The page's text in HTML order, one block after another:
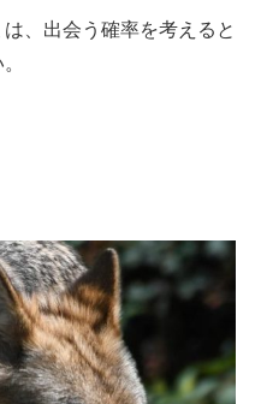
、出会う確率を考えると